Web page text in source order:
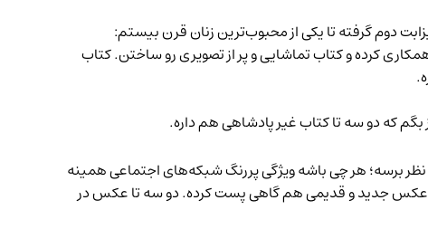
دوم گرفته تا یکی از محبوب‌ترین زنان قرن بیستم:
کرده و کتاب تماشایی و پر از تصویری رو ساختن. کتاب
که دو سه تا کتاب غیر پادشاهی هم داره.
برسه؛ هر چی باشه ویژگی پررنگ شبکه‌های اجتماعی همینه
عکس جدید و قدیمی هم گاهی پست کرده. دو سه تا عکس در